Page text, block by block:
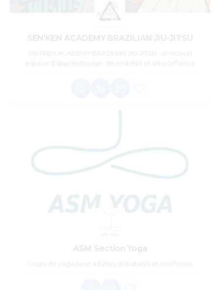
SEN'KEN ACADEMY BRAZILIAN JIU-JITSU
SEN’KEN ACADEMY BRAZILIAN JIU-JITSU : un nouvel
espace d’apprentissage, de mobilité et de confiance
ASM Section Yoga
Cours de yoga pour adultes débutants et confirmés